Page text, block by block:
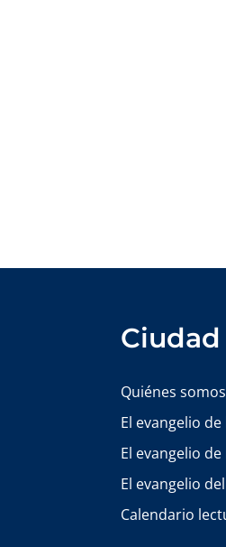
Ciudad
Quiénes somos
El evangelio
El evangelio
El evangelio
Calendario